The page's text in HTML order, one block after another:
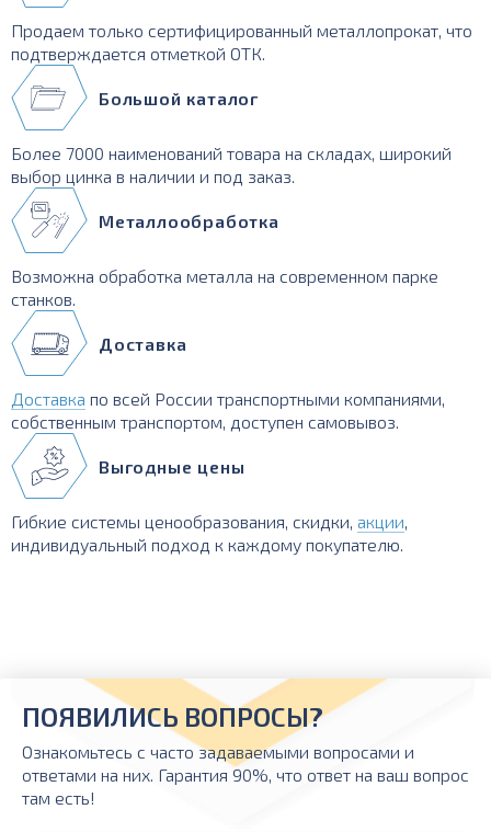
Продаем только сертифицированный металлопрокат, что
подтверждается отметкой ОТК.
Большой каталог
Более 7000 наименований товара на складах, широкий
выбор цинка в наличии и под заказ.
Металлообработка
Возможна обработка металла на современном парке
станков.
Доставка
Доставка по всей России транспортными компаниями,
собственным транспортом, доступен самовывоз.
Выгодные цены
Гибкие системы ценообразования, скидки, акции,
индивидуальный подход к каждому покупателю.
ПОЯВИЛИСЬ ВОПРОСЫ?
Ознакомьтесь с часто задаваемыми вопросами и
ответами на них. Гарантия 90%, что ответ на ваш вопрос
там есть!